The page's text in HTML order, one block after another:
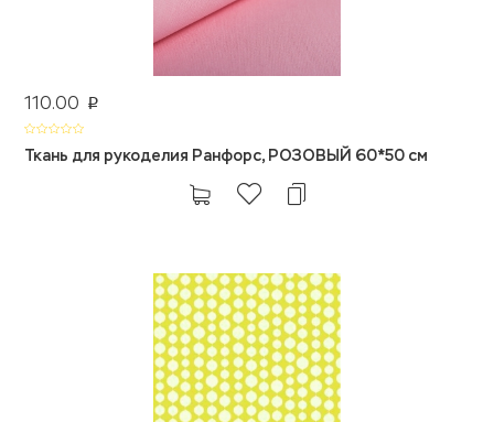
110.00 p
Ткань для рукоделия Ранфорс, РОЗОВЫЙ 60*50 см